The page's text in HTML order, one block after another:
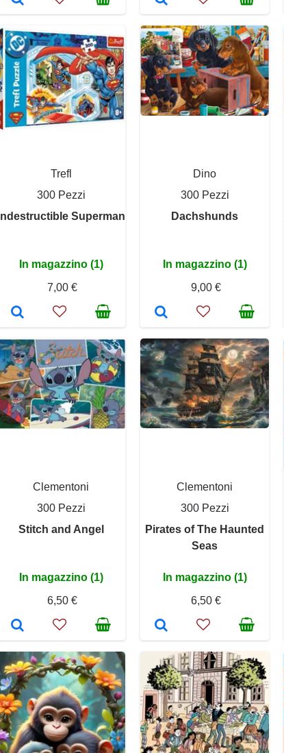
Trefl
300 Pezzi
Indestructible Superman
In magazzino (1)
7,00 €
Dino
300 Pezzi
Dachshunds
In magazzino (1)
9,00 €
Clementoni
300 Pezzi
Stitch and Angel
In magazzino (1)
6,50 €
Clementoni
300 Pezzi
Pirates of The Haunted
Seas
In magazzino (1)
6,50 €